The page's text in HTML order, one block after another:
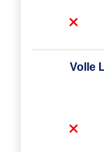
Volle